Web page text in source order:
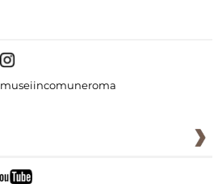
museiincomuneroma